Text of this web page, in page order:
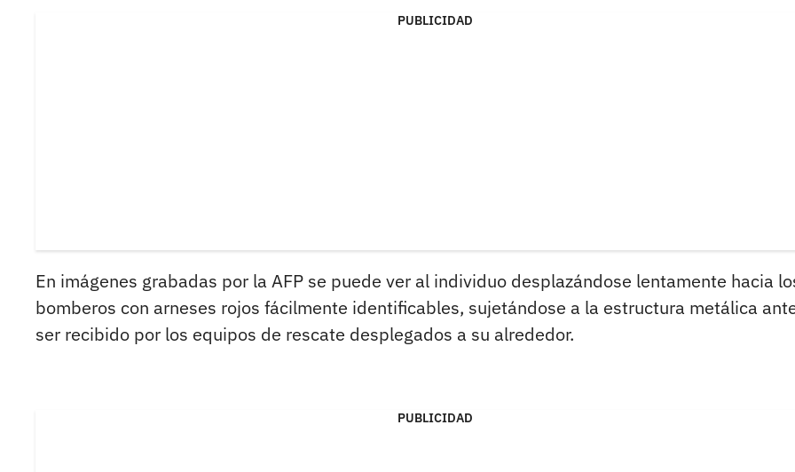
PUBLICIDAD
En imágenes grabadas por la AFP se puede ver al individuo desplazándose lentamente hacia
bomberos con arneses rojos fácilmente identificables, sujetándose a la estructura metálica
ser recibido por los equipos de rescate desplegados a su alrededor.
PUBLICIDAD